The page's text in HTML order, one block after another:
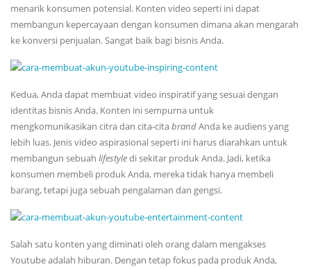
menarik konsumen potensial. Konten video seperti ini dapat
membangun kepercayaan dengan konsumen dimana akan mengarah
ke konversi penjualan. Sangat baik bagi bisnis Anda.
Kedua, Anda dapat membuat video inspiratif yang sesuai dengan
identitas bisnis Anda. Konten ini sempurna untuk
mengkomunikasikan citra dan cita-citabrandAnda ke audiens yang
lebih luas. Jenis video aspirasional seperti ini harus diarahkan untuk
membangun sebuah lifestyledi sekitar produk Anda. Jadi, ketika
konsumen membeli produk Anda, mereka tidak hanya membeli
barang, tetapi juga sebuah pengalaman dan gengsi.
Salah satu konten yang diminati oleh orang dalam mengakses
Youtube adalah hiburan. Dengan tetap fokus pada produk Anda,